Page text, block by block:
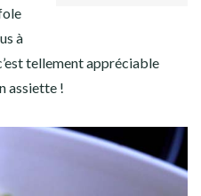
à
tellement appréciable
assiette !